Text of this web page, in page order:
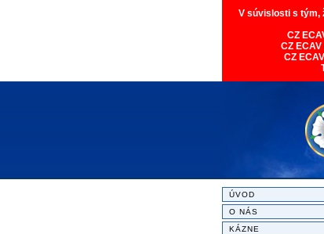
V súvislosti s tým,
CZ
CZ
CZ
ÚVOD
O NÁS
KÁZNE